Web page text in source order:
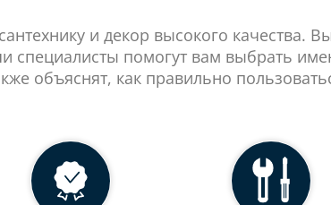
и декор высокого
специалисты помогут вам выбрать
объяснят, как правильно